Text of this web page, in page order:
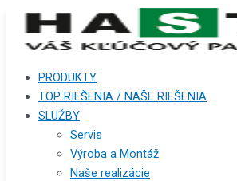
PRODUKTY
TOP RIEŠENIA / NAŠE RIEŠENIA
SLUŽBY
Servis
Výroba a Montáž
Naše realizácie